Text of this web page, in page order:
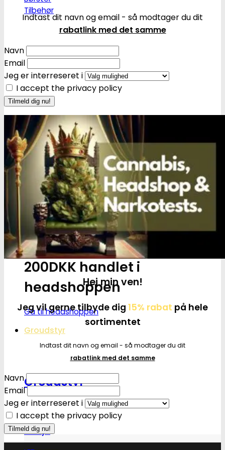
Tilbehør
Få cannabis frø for hver
200DKK handlet i
headshoppen
Gå til headshoppen
Groudstyr
Groudstyr
Grolys
Indtast dit navn og email - så modtager du dit
rabatlink med det samme
Navn
Email
Jeg er interreseret i
I accept the privacy policy
Hej min ven!
Jeg vil gerne tilbyde dig 15% rabat på hele
sortimentet
Indtast dit navn og email - så modtager du dit
rabatlink med det samme
Navn
Email
Jeg er interreseret i
I accept the privacy policy